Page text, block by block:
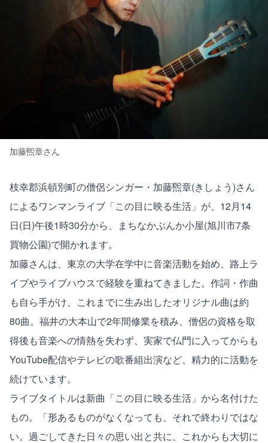
加藤煕章さん
枝幸郡浜頓別町の僧侶シンガー・加藤煕章(きしょう)さん
によるワンマンライブ「この目に映る生活」が、12月14
日(日)午後1時30分から、まちなかぶんか小屋(旭川市7条
買物公園)で開かれます。
加藤さんは、東京の大学在学中に音楽活動を始め、路上ラ
イブやライブハウスで経験を重ねてきました。作詞・作曲
も自ら手がけ、これまでに生み出したオリジナル曲は約
80曲。福井の大本山で2年間修業を積み、僧侶の資格を取
得後も音楽への情熱を失わず、実家で仏門に入ってからも
YouTube配信やテレビの歌番組出演など、精力的に活動を
続けています。
ライブタイトルは新曲「この目に映る生活」から名付けた
もの。「形あるものがなくなっても、それで終わりではな
い。過ごしてきた日々の思い出と共に、これからも大切に